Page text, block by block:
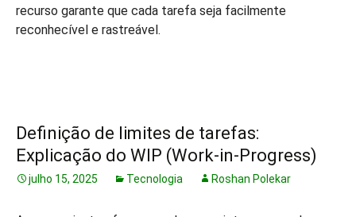
recurso garante que cada tarefa seja facilmente
reconhecível e rastreável.
Definição de limites de tarefas:
Explicação do WIP (Work-in-Progress)
julho 15, 2025 Tecnologia Roshan Polekar